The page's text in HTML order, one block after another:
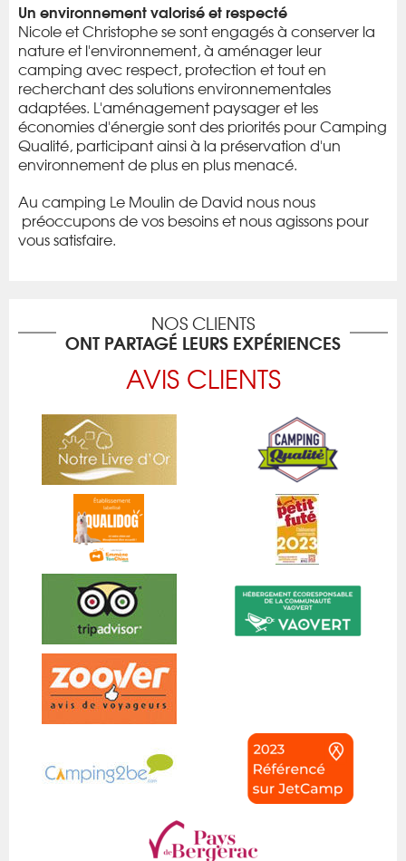
Un environnement valorisé et respecté
Nicole et Christophese sont engagés à conserver la
nature et l'environnement, à aménager leur
camping avec respect, protection et tout en
recherchant des solutions environnementales
adaptées. L'aménagement paysager et les
économies d'énergie sont des priorités pour Camping
Qualité, participant ainsi à la préservation d'un
environnement de plus en plus menacé.
Au camping Le Moulin de David nous nous
préoccupons de vos besoins et nous agissons pour
vous satisfaire.
NOS CLIENTS
ONT PARTAGÉ LEURS EXPÉRIENCES
AVIS CLIENTS